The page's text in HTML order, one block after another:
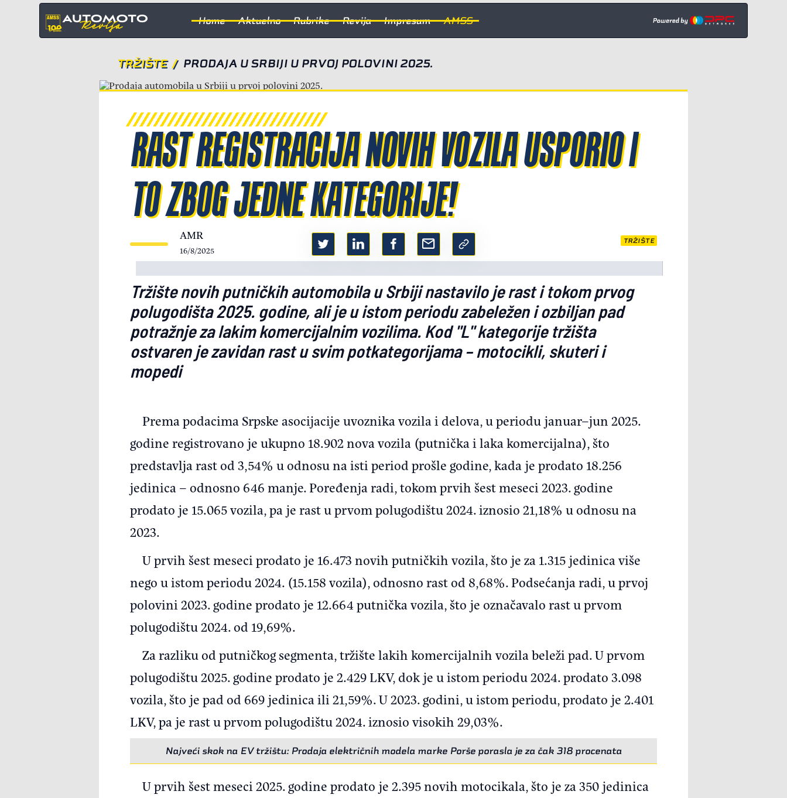
Home Aktuelno Rubrike Revija Impresum AMSS
TRŽIŠTE / PRODAJA U SRBIJI U PRVOJ POLOVINI 2025.
RAST REGISTRACIJA NOVIH VOZILA USPORIO I
TO ZBOG JEDNE KATEGORIJE!
AMR
16/8/2025
TRŽIŠTE
Tržište novih putničkih automobila u Srbiji nastavilo je rast i tokom prvog
polugodišta 2025. godine, ali je u istom periodu zabeležen i ozbiljan pad
potražnje za lakim komercijalnim vozilima. Kod "L" kategorije tržišta
ostvaren je zavidan rast u svim potkategorijama – motocikli, skuteri i
mopedi
Prema podacima Srpske asocijacije uvoznika vozila i delova, u periodu januar–jun 2025.
godine registrovano je ukupno 18.902 nova vozila (putnička i laka komercijalna), što
predstavlja rast od 3,54% u odnosu na isti period prošle godine, kada je prodato 18.256
jedinica – odnosno 646 manje. Poređenja radi, tokom prvih šest meseci 2023. godine
prodato je 15.065 vozila, pa je rast u prvom polugodištu 2024. iznosio 21,18% u odnosu na
2023.
U prvih šest meseci prodato je 16.473 novih putničkih vozila, što je za 1.315 jedinica više
nego u istom periodu 2024. (15.158 vozila), odnosno rast od 8,68%. Podsećanja radi, u prvoj
polovini 2023. godine prodato je 12.664 putnička vozila, što je označavalo rast u prvom
polugodištu 2024. od 19,69%.
Za razliku od putničkog segmenta, tržište lakih komercijalnih vozila beleži pad. U prvom
polugodištu 2025. godine prodato je 2.429 LKV, dok je u istom periodu 2024. prodato 3.098
vozila, što je pad od 669 jedinica ili 21,59%. U 2023. godini, u istom periodu, prodato je 2.401
LKV, pa je rast u prvom polugodištu 2024. iznosio visokih 29,03%.
Najveći skok na EV tržištu: Prodaja električnih modela marke Porše porasla je za čak 318 procenata
U prvih šest meseci 2025. godine prodato je 2.395 novih motocikala, što je za 350 jedinica